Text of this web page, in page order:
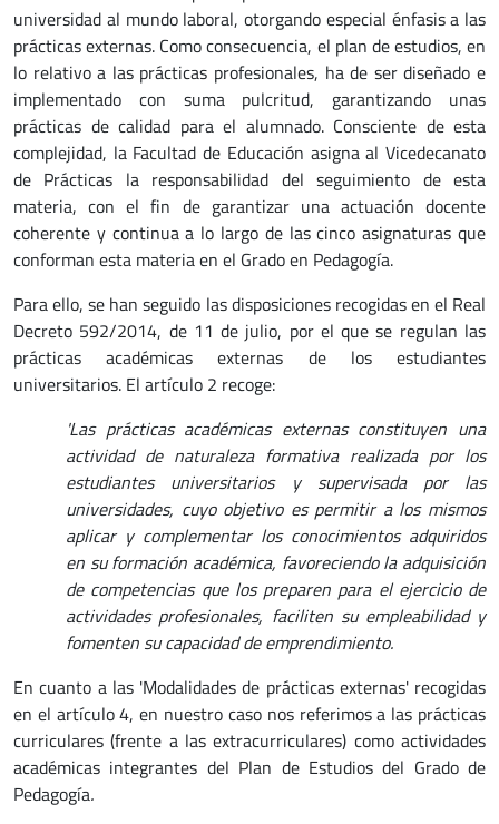
universidad al mundo laboral, otorgando especial énfasis a las
prácticas externas. Como consecuencia, el plan de estudios, en
lo relativo a las prácticas profesionales, ha de ser diseñado e
implementado con suma pulcritud, garantizando unas
prácticas de calidad para el alumnado. Consciente de esta
complejidad, la Facultad de Educación asigna al Vicedecanato
de Prácticas la responsabilidad del seguimiento de esta
materia, con el fin de garantizar una actuación docente
coherente y continua a lo largo de las cinco asignaturas que
conforman esta materia en el Grado en Pedagogía.
Para ello, se han seguido las disposiciones recogidas en el Real
Decreto 592/2014, de 11 de julio, por el que se regulan las
prácticas académicas externas de los estudiantes
universitarios. El artículo 2 recoge:
'Las prácticas académicas externas constituyen una
actividad de naturaleza formativa realizada por los
estudiantes universitarios y supervisada por las
universidades, cuyo objetivo es permitir a los mismos
aplicar y complementar los conocimientos adquiridos
en su formación académica, favoreciendo la adquisición
de competencias que los preparen para el ejercicio de
actividades profesionales, faciliten su empleabilidad y
fomenten su capacidad de emprendimiento.
En cuanto a las 'Modalidades de prácticas externas' recogidas
en el artículo 4, en nuestro caso nos referimos a las prácticas
curriculares (frente a las extracurriculares) como actividades
académicas integrantes del Plan de Estudios del Grado de
Pedagogía.